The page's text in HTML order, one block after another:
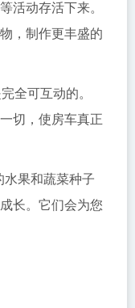
活动存活下来。
，制作更丰盛的
全可互动的。
切，使房车真正
水果和蔬菜种子
长。它们会为您